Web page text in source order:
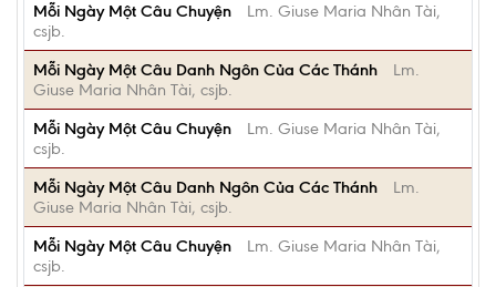
Mỗi Ngày Một Câu Chuyện
Lm. Giuse Maria Nhân Tài,
csjb.
Mỗi Ngày Một Câu Danh Ngôn Của Các Thánh
Lm.
Giuse Maria Nhân Tài, csjb.
Mỗi Ngày Một Câu Chuyện
Lm. Giuse Maria Nhân Tài,
csjb.
Mỗi Ngày Một Câu Danh Ngôn Của Các Thánh
Lm.
Giuse Maria Nhân Tài, csjb.
Mỗi Ngày Một Câu Chuyện
Lm. Giuse Maria Nhân Tài,
csjb.